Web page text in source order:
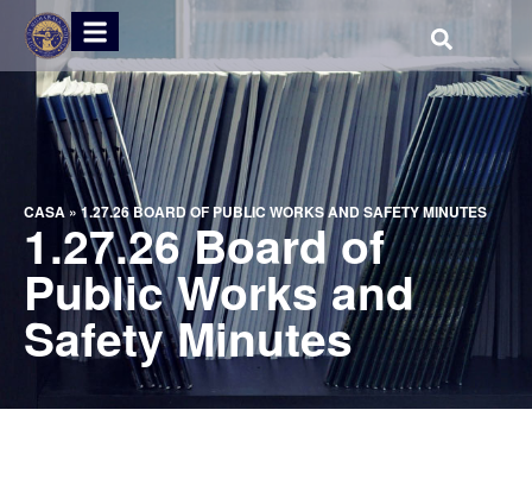
CASA»1.27.26 BOARD OF PUBLIC WORKS AND SAFETY MINUTES
1.27.26 Board of
Public Works and
Safety Minutes